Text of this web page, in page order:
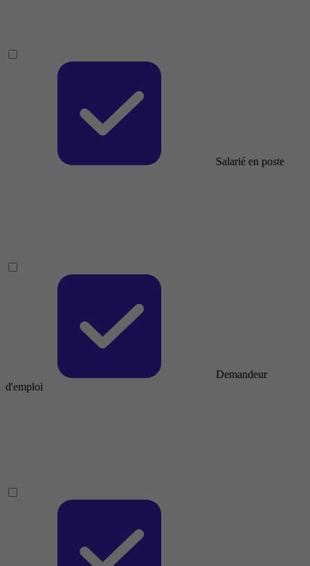
Salarié en poste
Demandeur
d'emploi